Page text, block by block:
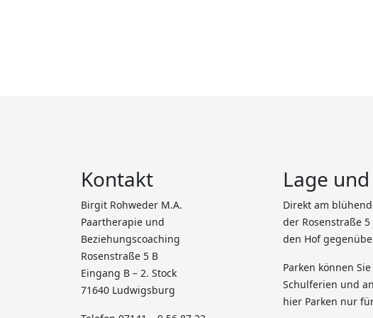
Kontakt
Birgit Rohweder M.A.
Paartherapie und
Beziehungscoaching
Rosenstraße 5 B
Eingang B – 2. Stock
71640 Ludwigsburg
Lage
Direkt am
der Rosenstraße
den Hof
Parken können
Schulferien und
hier Parken nur